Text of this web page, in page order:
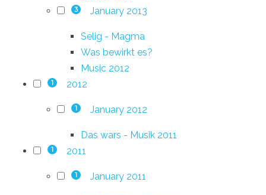
3 January 2013
Selig - Magma
Was bewirkt es?
Music 2012
1 2012
1 January 2012
Das wars - Musik 2011
1 2011
1 January 2011